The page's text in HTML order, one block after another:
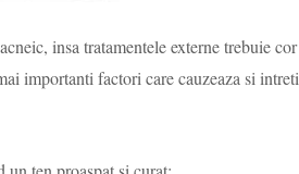
insa tratamentele externe trebuie cor
importanti factori care cauzeaza si intreti